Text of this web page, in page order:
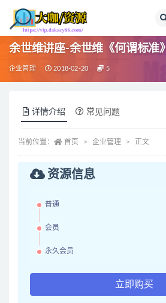
余世维讲座-余世维《何谓标准》
企业管理 2018-02-20 5
详情介绍 常见问题
当前位置： 首页 企业管理 正文
资源信息
普通
会员
永久会员
立即购买
全部